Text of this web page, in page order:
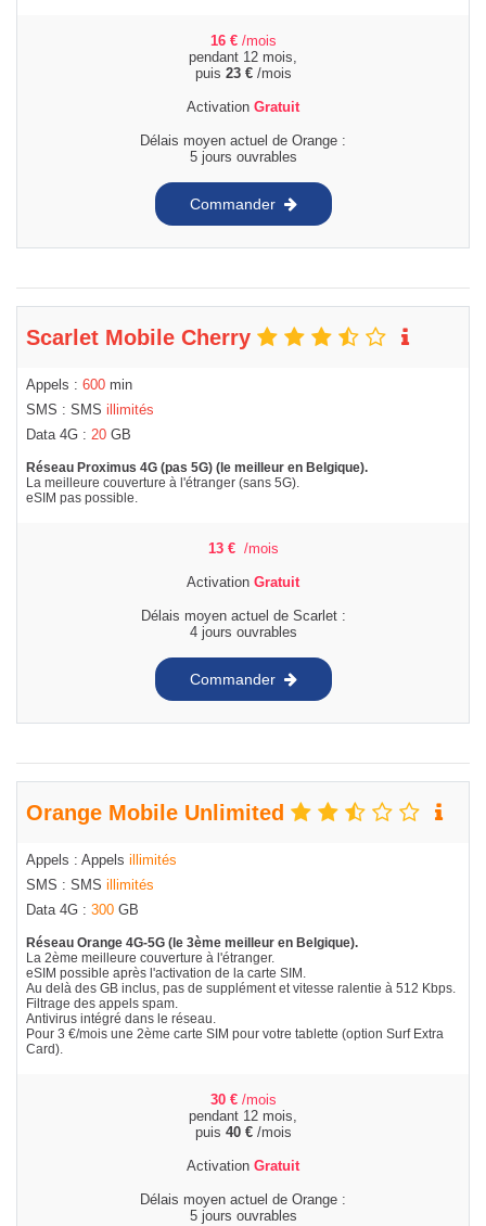
16 € /mois
pendant 12 mois,
puis 23 €/mois
Activation Gratuit
Délais moyen actuel de Orange :
5 jours ouvrables
Commander
Scarlet Mobile Cherry
Appels : 600 min
SMS : SMS illimités
Data 4G : 20 GB
Réseau Proximus 4G (pas 5G) (le meilleur en Belgique).
La meilleure couverture à l'étranger (sans 5G).
eSIM pas possible.
13 € /mois
Activation Gratuit
Délais moyen actuel de Scarlet :
4 jours ouvrables
Commander
Orange Mobile Unlimited
Appels : Appels illimités
SMS : SMS illimités
Data 4G : 300 GB
Réseau Orange 4G-5G (le 3ème meilleur en Belgique).
La 2ème meilleure couverture à l'étranger.
eSIM possible après l'activation de la carte SIM.
Au delà des GB inclus, pas de supplément et vitesse ralentie à 512 Kbps.
Filtrage des appels spam.
Antivirus intégré dans le réseau.
Pour 3 €/mois une 2ème carte SIM pour votre tablette (option Surf Extra
Card).
30 € /mois
pendant 12 mois,
puis 40 €/mois
Activation Gratuit
Délais moyen actuel de Orange :
5 jours ouvrables